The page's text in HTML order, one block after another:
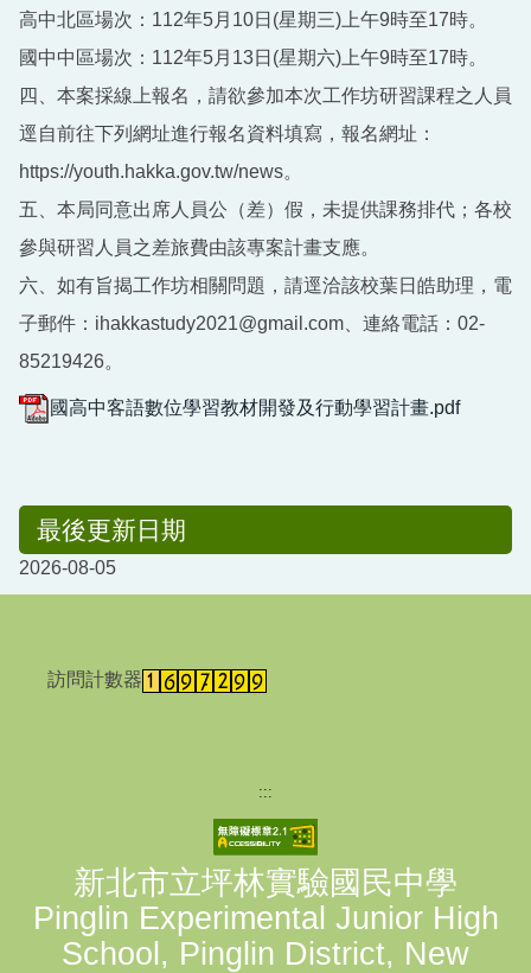
高中北區場次：112年5月10日(星期三)上午9時至17時。
國中中區場次：112年5月13日(星期六)上午9時至17時。
四、本案採線上報名，請欲參加本次工作坊研習課程之人員
逕自前往下列網址進行報名資料填寫，報名網址：
https://youth.hakka.gov.tw/news。
五、本局同意出席人員公（差）假，未提供課務排代；各校
參與研習人員之差旅費由該專案計畫支應。
六、如有旨揭工作坊相關問題，請逕洽該校葉日皓助理，電
子郵件：ihakkastudy2021@gmail.com、連絡電話：02-
85219426。
國高中客語數位學習教材開發及行動學習計畫.pdf
最後更新日期
2026-08-05
訪問計數器
:::
新北市立坪林實驗國民中學
Pinglin Experimental Junior High
School, Pinglin District, New